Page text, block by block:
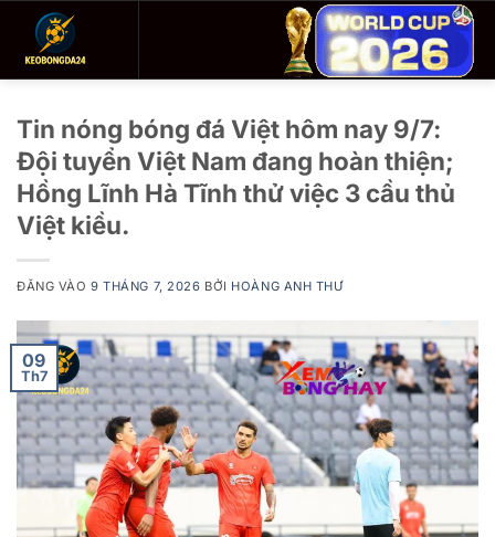
Tin nóng bóng đá Việt hôm nay 9/7:
Đội tuyển Việt Nam đang hoàn thiện;
Hồng Lĩnh Hà Tĩnh thử việc 3 cầu thủ
Việt kiều.
ĐĂNG VÀO9 THÁNG 7, 2026 BỞI HOÀNG ANH THƯ
09
Th7